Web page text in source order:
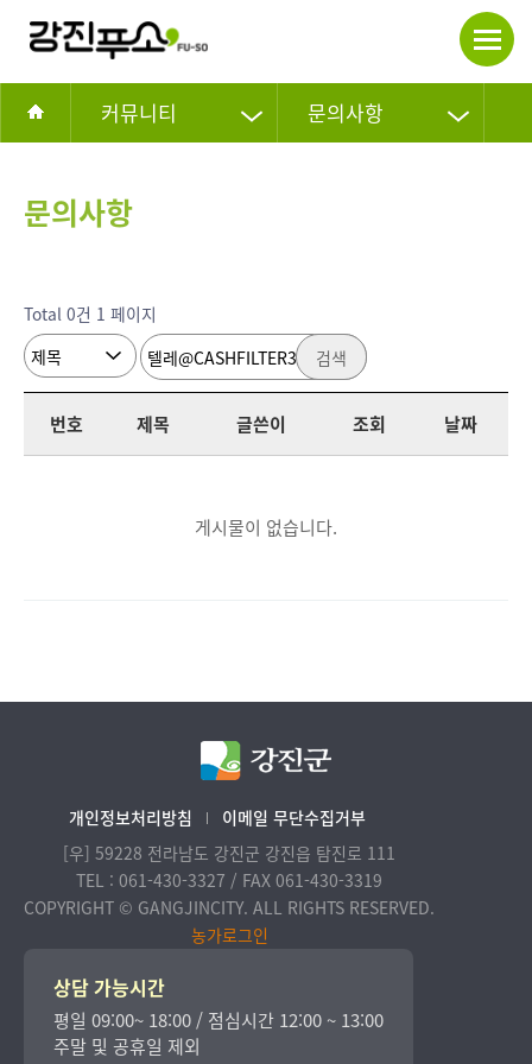
커뮤니티 문의사항
문의사항
Total 0건 1 페이지
검색
번호 제목 글쓴이 조회 날짜
게시물이 없습니다.
개인정보처리방침
이메일 무단수집거부
[우] 59228 전라남도 강진군 강진읍 탐진로 111
TEL : 061-430-3327 / FAX 061-430-3319
COPYRIGHT © GANGJINCITY. ALL RIGHTS RESERVED.
농가로그인
상담 가능시간
평일 09:00~ 18:00 / 점심시간 12:00 ~ 13:00
주말 및 공휴일 제외